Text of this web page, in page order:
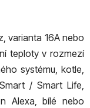
varianta 16A nebo
teploty v rozmezí
systému, kotle,
/ Smart Life,
Alexa, bílé nebo